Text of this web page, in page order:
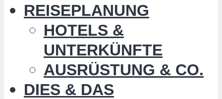
REISEPLANUNG
HOTELS &
UNTERKÜNFTE
AUSRÜSTUNG & CO.
DIES & DAS